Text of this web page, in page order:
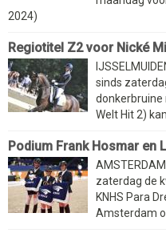
2024)
Regiotitel Z2 voor Nické
sinds
donkerbruine
Welt Hit 2)
Podium Frank Hosmar en
zaterdag de
KNHS Para
Amsterdam